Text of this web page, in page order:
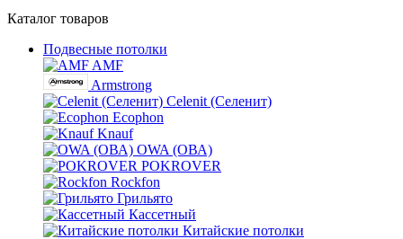
Каталог товаров
Подвесные потолки
AMF
Armstrong
Celenit (Селенит)
Ecophon
Knauf
OWA (ОВА)
POKROVER
Rockfon
Грильято
Кассетный
Китайские потолки